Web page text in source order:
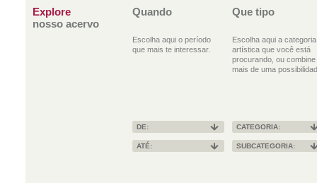
Explore
nosso acervo
Quando
Escolha aqui o período
que mais te interessar.
Que tipo
Escolha aqui a categoria
artística que você está
procurando, ou combine
mais de uma
DE:
ATÉ:
CATEGORIA:
SUBCATEGORIA: